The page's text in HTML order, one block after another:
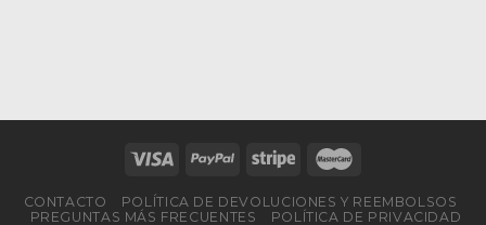
CONTACTO
POLÍTICA DE DEVOLUCIONES Y REEMBOLSOS
PREGUNTAS MÁS FRECUENTES
POLÍTICA DE PRIVACIDAD